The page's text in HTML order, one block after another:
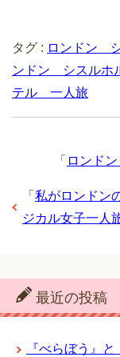
タグ : ロンドン
ンドン シスル
テル 一人旅
「 ロンド
「 私がロンドン
ジカル女子一人
最近の投稿
『べらぼう』